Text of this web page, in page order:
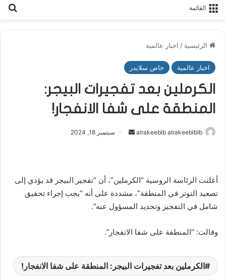
القائمة
الرئيسية / اخبار عالمية
اخبار عالمية خاص سلايدر
الكرملين بعد تفجيرات البيجر:
المنطقة على شفا الانفجار!
alrakeeblb alrakeeblblb
أرسل سبتمبر 18, 2024
أعلنت الرئاسة الروسية “الكرملين”، أن “تفجير البيجر قد يؤدي إلى
تصعيد التوتر في المنطقة”، مشددة على أنه “يجب إجراء تحقيق
شامل في التفجير وتحديد المسؤول عنه”.
وقالت: “المنطقة على شفا الانفجار”.
الكرملين بعد تفجيرات البيجر: المنطقة على شفا الانفجار!